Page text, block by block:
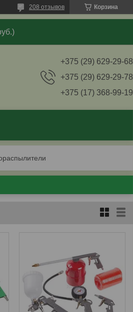
Корзина
208 отзывов
+375 (29) 629-29-68
+375 (29) 629-29-78
+375 (17) 368-99-19